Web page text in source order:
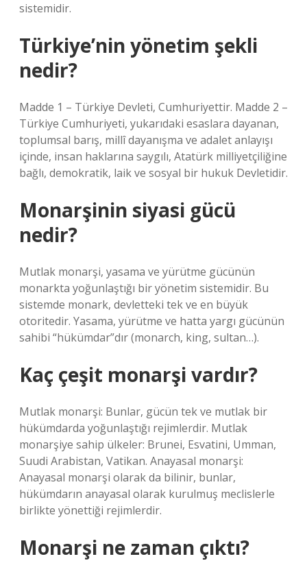
sistemidir.
Türkiye’nin yönetim şekli
nedir?
Madde 1 – Türkiye Devleti, Cumhuriyettir. Madde 2 –
Türkiye Cumhuriyeti, yukarıdaki esaslara dayanan,
toplumsal barış, millî dayanışma ve adalet anlayışı
içinde, insan haklarına saygılı, Atatürk milliyetçiliğine
bağlı, demokratik, laik ve sosyal bir hukuk Devletidir.
Monarşinin siyasi gücü
nedir?
Mutlak monarşi, yasama ve yürütme gücünün
monarkta yoğunlaştığı bir yönetim sistemidir. Bu
sistemde monark, devletteki tek ve en büyük
otoritedir. Yasama, yürütme ve hatta yargı gücünün
sahibi “hükümdar”dır (monarch, king, sultan…).
Kaç çeşit monarşi vardır?
Mutlak monarşi: Bunlar, gücün tek ve mutlak bir
hükümdarda yoğunlaştığı rejimlerdir. Mutlak
monarşiye sahip ülkeler: Brunei, Esvatini, Umman,
Suudi Arabistan, Vatikan. Anayasal monarşi:
Anayasal monarşi olarak da bilinir, bunlar,
hükümdarın anayasal olarak kurulmuş meclislerle
birlikte yönettiği rejimlerdir.
Monarşi ne zaman çıktı?